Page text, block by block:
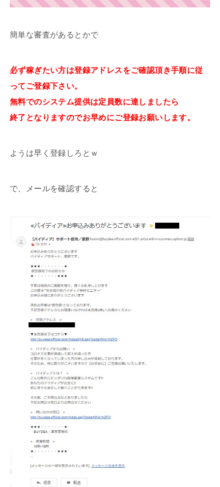
簡単な審査があるとかで
必ず稼ぎたい方は登録アドレスをご確認頂き手順に従
ってご登録下さい。
無料でのシステム提供は定員数に達しましたら
終了となりますのでお早めにご登録お願いします。
ようは早く登録しろとｗ
で、メールを確認すると